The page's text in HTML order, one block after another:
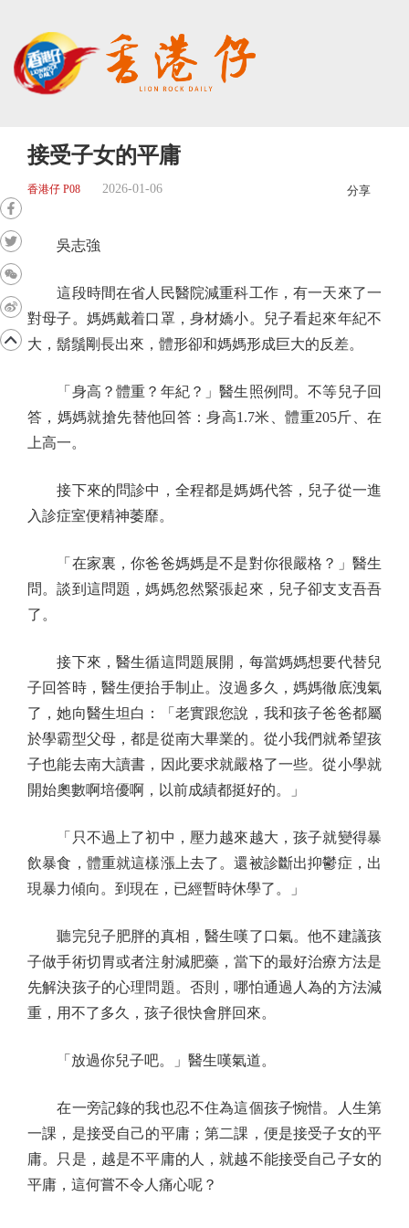
接受子女的平庸
香港仔 P08 2026-01-06 分享
吳志強
這段時間在省人民醫院減重科工作，有一天來了一
對母子。媽媽戴着口罩，身材嬌小。兒子看起來年紀不
大，鬍鬚剛長出來，體形卻和媽媽形成巨大的反差。
「身高？體重？年紀？」醫生照例問。不等兒子回
答，媽媽就搶先替他回答：身高1.7米、體重205斤、在
上高一。
接下來的問診中，全程都是媽媽代答，兒子從一進
入診症室便精神萎靡。
「在家裏，你爸爸媽媽是不是對你很嚴格？」醫生
問。談到這問題，媽媽忽然緊張起來，兒子卻支支吾吾
了。
接下來，醫生循這問題展開，每當媽媽想要代替兒
子回答時，醫生便抬手制止。沒過多久，媽媽徹底洩氣
了，她向醫生坦白：「老實跟您說，我和孩子爸爸都屬
於學霸型父母，都是從南大畢業的。從小我們就希望孩
子也能去南大讀書，因此要求就嚴格了一些。從小學就
開始奧數啊培優啊，以前成績都挺好的。」
「只不過上了初中，壓力越來越大，孩子就變得暴
飲暴食，體重就這樣漲上去了。還被診斷出抑鬱症，出
現暴力傾向。到現在，已經暫時休學了。」
聽完兒子肥胖的真相，醫生嘆了口氣。他不建議孩
子做手術切胃或者注射減肥藥，當下的最好治療方法是
先解決孩子的心理問題。否則，哪怕通過人為的方法減
重，用不了多久，孩子很快會胖回來。
「放過你兒子吧。」醫生嘆氣道。
在一旁記錄的我也忍不住為這個孩子惋惜。人生第
一課，是接受自己的平庸；第二課，便是接受子女的平
庸。只是，越是不平庸的人，就越不能接受自己子女的
平庸，這何嘗不令人痛心呢？